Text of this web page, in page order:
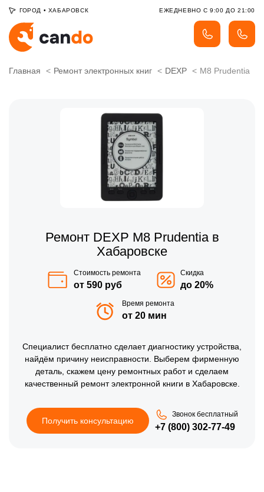
ГОРОД • ХАБАРОВСК ЕЖЕДНЕВНО С 9:00 ДО 21:00
Главная Ремонт электронных книг DEXP M8 Prudentia
Ремонт DEXP M8 Prudentia в
Хабаровске
Стоимость ремонта
от 590 руб
Скидка
до 20%
Время ремонта
от 20 мин
Специалист бесплатно сделает диагностику устройства,
найдём причину неисправности. Выберем фирменную
деталь, скажем цену ремонтных работ и сделаем
качественный ремонт электронной книги в Хабаровске.
Получить консультацию
Звонок бесплатный
+7 (800) 302-77-49